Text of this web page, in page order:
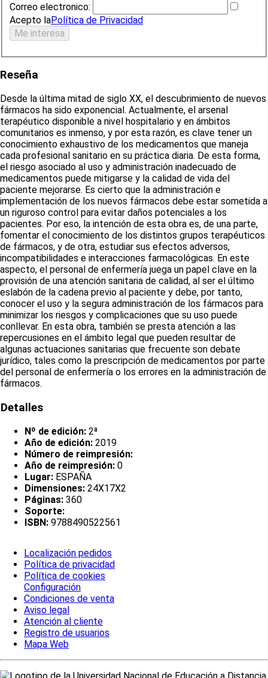
Correo electronico:
Acepto laPolítica de Privacidad
Reseña
Desde la última mitad de siglo XX, el descubrimiento de nuevos
fármacos ha sido exponencial. Actualmente, el arsenal
terapéutico disponible a nivel hospitalario y en ámbitos
comunitarios es inmenso, y por esta razón, es clave tener un
conocimiento exhaustivo de los medicamentos que maneja
cada profesional sanitario en su práctica diaria. De esta forma,
el riesgo asociado al uso y administración inadecuado de
medicamentos puede mitigarse y la calidad de vida del
paciente mejorarse. Es cierto que la administración e
implementación de los nuevos fármacos debe estar sometida a
un riguroso control para evitar daños potenciales a los
pacientes. Por eso, la intención de esta obra es, de una parte,
fomentar el conocimiento de los distintos grupos terapéuticos
de fármacos, y de otra, estudiar sus efectos adversos,
incompatibilidades e interacciones farmacológicas. En este
aspecto, el personal de enfermería juega un papel clave en la
provisión de una atención sanitaria de calidad, al ser el último
eslabón de la cadena previo al paciente y debe, por tanto,
conocer el uso y la segura administración de los fármacos para
minimizar los riesgos y complicaciones que su uso puede
conllevar. En esta obra, también se presta atención a las
repercusiones en el ámbito legal que pueden resultar de
algunas actuaciones sanitarias que frecuente son debate
jurídico, tales como la prescripción de medicamentos por parte
del personal de enfermería o los errores en la administración de
fármacos.
Detalles
Nº de edición: 2ª
Año de edición: 2019
Número de reimpresión:
Año de reimpresión: 0
Lugar: ESPAÑA
Dimensiones: 24X17X2
Páginas: 360
Soporte:
ISBN: 9788490522561
Localización pedidos
Política de privacidad
Política de cookies
Configuración
Condiciones de venta
Aviso legal
Atención al cliente
Registro de usuarios
Mapa Web